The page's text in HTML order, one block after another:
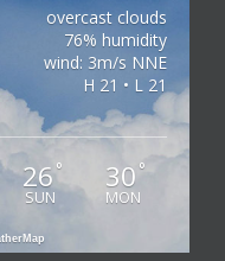
overcast clouds
76% humidity
wind: 3m/s NNE
H 21 • L 21
26 °
SUN
30 °
MON